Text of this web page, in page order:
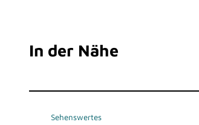
In der Nähe
Sehenswertes